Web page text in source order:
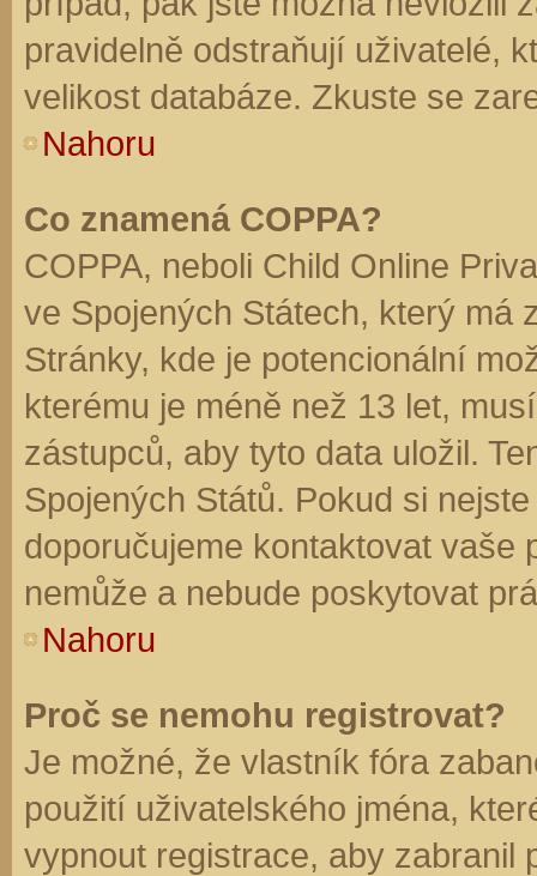
pravidelně odstraňují uživatelé,
velikost databáze. Zkuste se
Nahoru
Co znamená COPPA?
COPPA, neboli Child Online
ve Spojených Státech, který má
Stránky, kde je potencionální
kterému je méně než 13 let,
zástupců, aby tyto data uložil.
Spojených Států. Pokud si
doporučujeme kontaktovat vaše
nemůže a nebude poskytovat
Nahoru
Proč se nemohu registrovat?
Je možné, že vlastník fóra
použití uživatelského jména,
vypnout registrace, aby zabranil